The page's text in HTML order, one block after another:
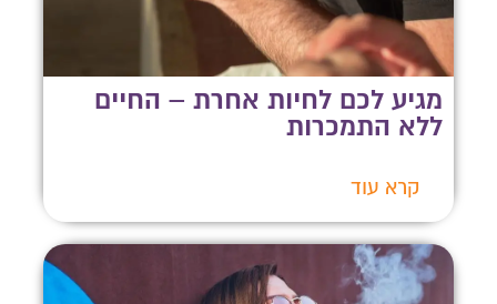
מגיע לכם לחיות אחרת – החיים
ללא התמכרות
קרא עוד